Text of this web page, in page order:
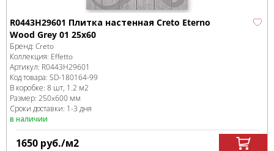
R0443H29601 Плитка настенная Creto Eterno
Wood Grey 01 25х60
Бренд: Creto
Коллекция: Effetto
Артикул: R0443H29601
Код товара: SD-180164-99
В коробке: 8 шт, 1.2 м2
Размер: 250x600 мм
Сроки доставки: 1-3 дня
в наличии
1650 руб./м2